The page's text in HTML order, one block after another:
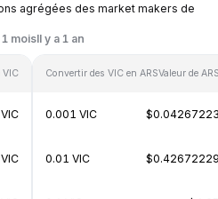
agrégées des market makers de
1 moisIl y a 1 an
VIC Convertir des VIC en ARSValeur de
0.001 VIC
0.01 VIC